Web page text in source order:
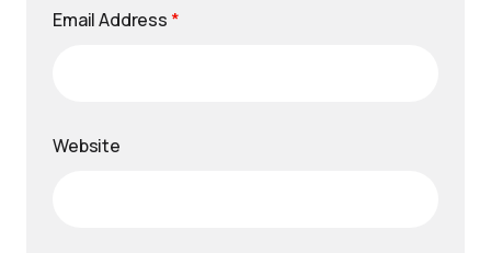
Email Address *
Website